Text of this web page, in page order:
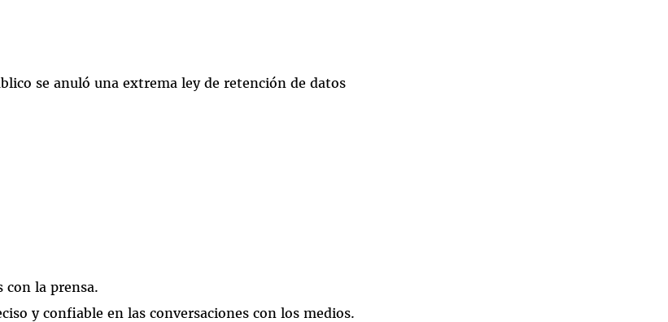
se anuló una extrema ley de retención de datos
con la prensa.
y confiable en las conversaciones con los medios.